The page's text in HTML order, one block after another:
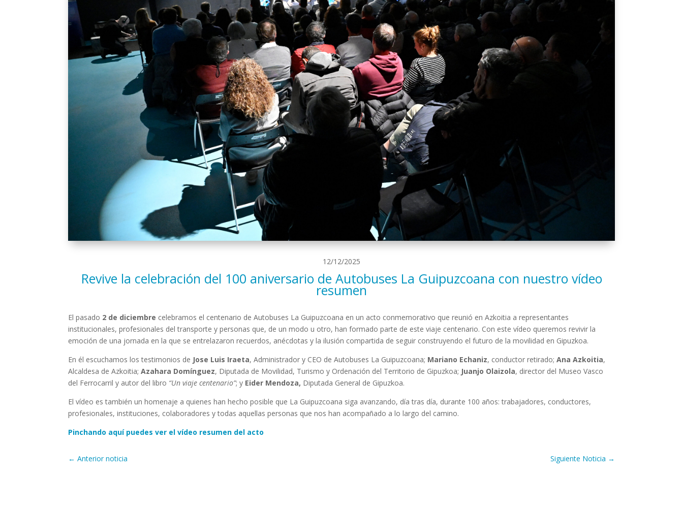
12/12/2025
Revive la celebración del 100 aniversario de Autobuses La Guipuzcoana con nuestro vídeo
resumen
El pasado 2 de diciembre celebramos el centenario de Autobuses La Guipuzcoana en un acto conmemorativo que reunió en Azkoitia a representantes
institucionales, profesionales del transporte y personas que, de un modo u otro, han formado parte de este viaje centenario. Con este vídeo queremos revivir la
emoción de una jornada en la que se entrelazaron recuerdos, anécdotas y la ilusión compartida de seguir construyendo el futuro de la movilidad en Gipuzkoa.
En él escuchamos los testimonios de Jose Luis Iraeta, Administrador y CEO de Autobuses La Guipuzcoana; Mariano Echaniz, conductor retirado;Ana Azkoitia,
Alcaldesa de Azkoitia;Azahara Domínguez, Diputada de Movilidad, Turismo y Ordenación del Territorio de Gipuzkoa; Juanjo Olaizola, director del Museo Vasco
del Ferrocarril y autor del libro “Un viaje centenario”; y Eider Mendoza, Diputada General de Gipuzkoa.
El vídeo es también un homenaje a quienes han hecho posible que La Guipuzcoana siga avanzando, día tras día, durante 100 años: trabajadores, conductores,
profesionales, instituciones, colaboradores y todas aquellas personas que nos han acompañado a lo largo del camino.
Pinchando aquí puedes ver el vídeo resumen del acto
←Anterior noticia Siguiente Noticia →